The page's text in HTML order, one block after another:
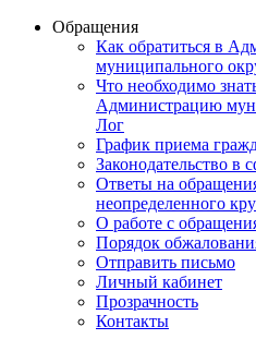
Обращения
Как обратиться в
муниципального
Что необходимо
Администрацию
Лог
График приема
Законодательство в
Ответы на
неопределенного
О работе с
Порядок
Отправить письмо
Личный кабинет
Прозрачность
Контакты